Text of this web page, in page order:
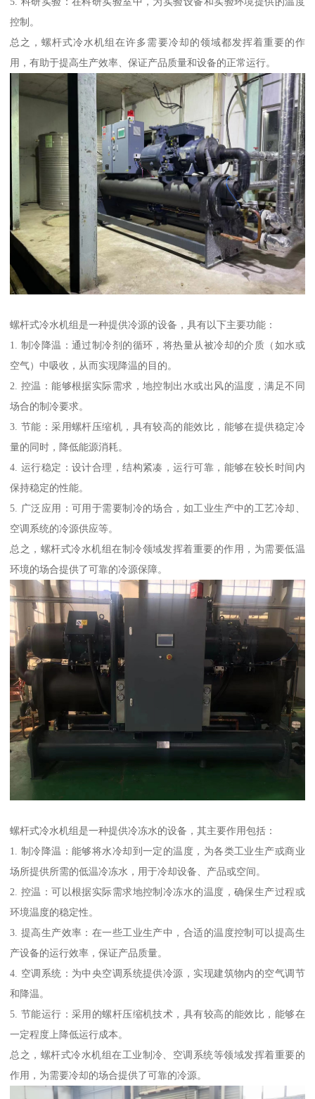
控制。
总之，螺杆式冷水机组在许多需要冷却的领域都发挥着重要的作
用，有助于提高生产效率、保证产品质量和设备的正常运行。
螺杆式冷水机组是一种提供冷源的设备，具有以下主要功能：
1. 制冷降温：通过制冷剂的循环，将热量从被冷却的介质（如水或
空气）中吸收，从而实现降温的目的。
2. 控温：能够根据实际需求，地控制出水或出风的温度，满足不同
场合的制冷要求。
3. 节能：采用螺杆压缩机，具有较高的能效比，能够在提供稳定冷
量的同时，降低能源消耗。
4. 运行稳定：设计合理，结构紧凑，运行可靠，能够在较长时间内
保持稳定的性能。
5. 广泛应用：可用于需要制冷的场合，如工业生产中的工艺冷却、
空调系统的冷源供应等。
总之，螺杆式冷水机组在制冷领域发挥着重要的作用，为需要低温
环境的场合提供了可靠的冷源保障。
螺杆式冷水机组是一种提供冷冻水的设备，其主要作用包括：
1. 制冷降温：能够将水冷却到一定的温度，为各类工业生产或商业
场所提供所需的低温冷冻水，用于冷却设备、产品或空间。
2. 控温：可以根据实际需求地控制冷冻水的温度，确保生产过程或
环境温度的稳定性。
3. 提高生产效率：在一些工业生产中，合适的温度控制可以提高生
产设备的运行效率，保证产品质量。
4. 空调系统：为中央空调系统提供冷源，实现建筑物内的空气调节
和降温。
5. 节能运行：采用的螺杆压缩机技术，具有较高的能效比，能够在
一定程度上降低运行成本。
总之，螺杆式冷水机组在工业制冷、空调系统等领域发挥着重要的
作用，为需要冷却的场合提供了可靠的冷源。